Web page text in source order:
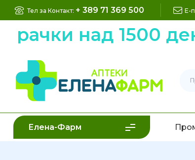
Тел за Контакт: + 389 71 369 500 Е-
над 1500
Елена-Фарм